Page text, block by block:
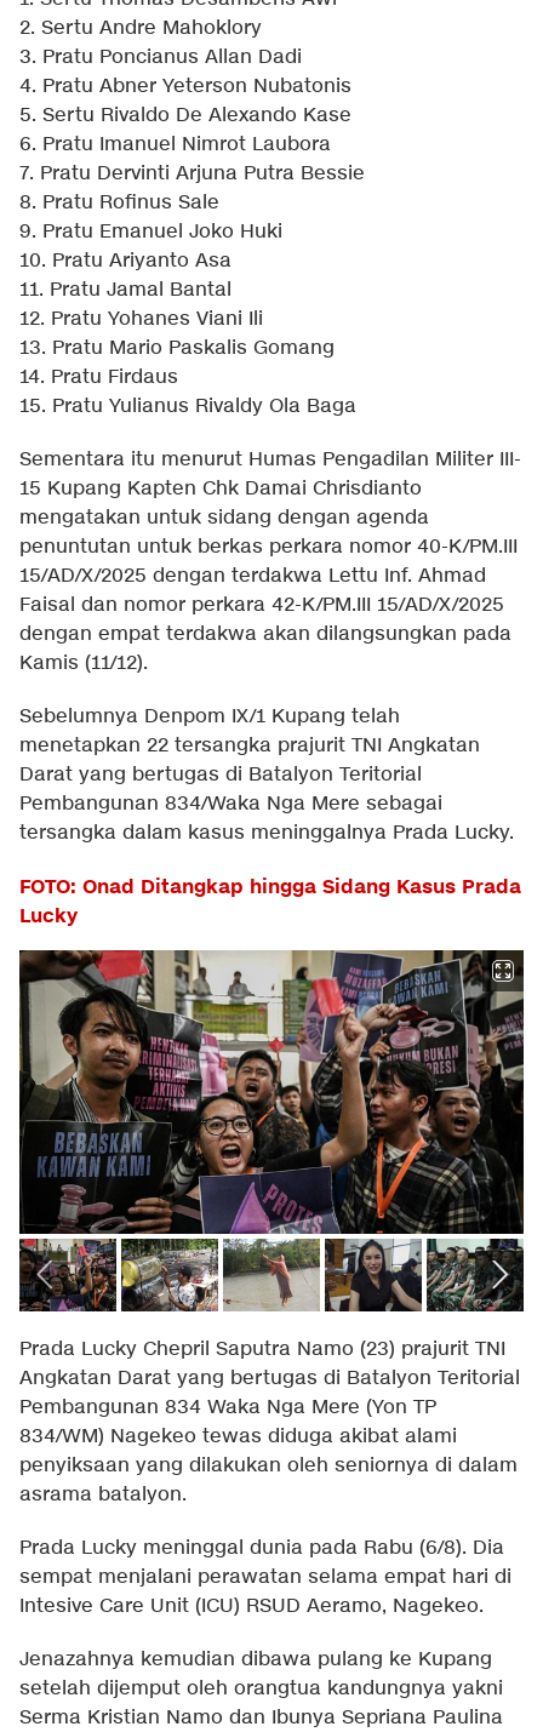
2. Sertu Andre Mahoklory
3. Pratu Poncianus Allan Dadi
4. Pratu Abner Yeterson Nubatonis
5. Sertu Rivaldo De Alexando Kase
6. Pratu Imanuel Nimrot Laubora
7. Pratu Dervinti Arjuna Putra Bessie
8. Pratu Rofinus Sale
9. Pratu Emanuel Joko Huki
10. Pratu Ariyanto Asa
11. Pratu Jamal Bantal
12. Pratu Yohanes Viani Ili
13. Pratu Mario Paskalis Gomang
14. Pratu Firdaus
15. Pratu Yulianus Rivaldy Ola Baga
Sementara itu menurut Humas Pengadilan Militer III-
15 Kupang Kapten Chk Damai Chrisdianto
mengatakan untuk sidang dengan agenda
penuntutan untuk berkas perkara nomor 40-K/PM.III
15/AD/X/2025 dengan terdakwa Lettu Inf. Ahmad
Faisal dan nomor perkara 42-K/PM.III 15/AD/X/2025
dengan empat terdakwa akan dilangsungkan pada
Kamis (11/12).
Sebelumnya Denpom IX/1 Kupang telah
menetapkan 22 tersangka prajurit TNI Angkatan
Darat yang bertugas di Batalyon Teritorial
Pembangunan 834/Waka Nga Mere sebagai
tersangka dalam kasus meninggalnya Prada Lucky.
FOTO: Onad Ditangkap hingga Sidang Kasus Prada
Lucky
Prada Lucky Chepril Saputra Namo (23) prajurit TNI
Angkatan Darat yang bertugas di Batalyon Teritorial
Pembangunan 834 Waka Nga Mere (Yon TP
834/WM) Nagekeo tewas diduga akibat alami
penyiksaan yang dilakukan oleh seniornya di dalam
asrama batalyon.
Prada Lucky meninggal dunia pada Rabu (6/8). Dia
sempat menjalani perawatan selama empat hari di
Intesive Care Unit (ICU) RSUD Aeramo, Nagekeo.
Jenazahnya kemudian dibawa pulang ke Kupang
setelah dijemput oleh orangtua kandungnya yakni
Serma Kristian Namo dan Ibunya Sepriana Paulina